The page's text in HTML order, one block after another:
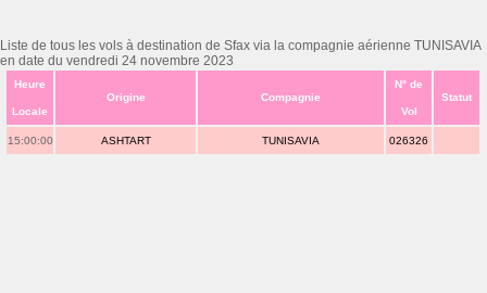
Liste de tous les vols à destination de Sfax via la compagnie aérienne TUNISAVIA
en date du vendredi 24 novembre 2023
Heure
Locale
Origine Compagnie
N° de
Vol
Statut
15:00:00 ASHTART TUNISAVIA 026326